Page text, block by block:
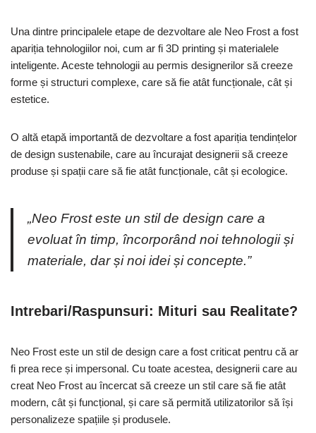
Una dintre principalele etape de dezvoltare ale Neo Frost a fost
apariția tehnologiilor noi, cum ar fi 3D printing și materialele
inteligente. Aceste tehnologii au permis designerilor să creeze
forme și structuri complexe, care să fie atât funcționale, cât și
estetice.
O altă etapă importantă de dezvoltare a fost apariția tendințelor
de design sustenabile, care au încurajat designerii să creeze
produse și spații care să fie atât funcționale, cât și ecologice.
„Neo Frost este un stil de design care a
evoluat în timp, încorporând noi tehnologii și
materiale, dar și noi idei și concepte.”
Intrebari/Raspunsuri: Mituri sau Realitate?
Neo Frost este un stil de design care a fost criticat pentru că ar
fi prea rece și impersonal. Cu toate acestea, designerii care au
creat Neo Frost au încercat să creeze un stil care să fie atât
modern, cât și funcțional, și care să permită utilizatorilor să își
personalizeze spațiile și produsele.